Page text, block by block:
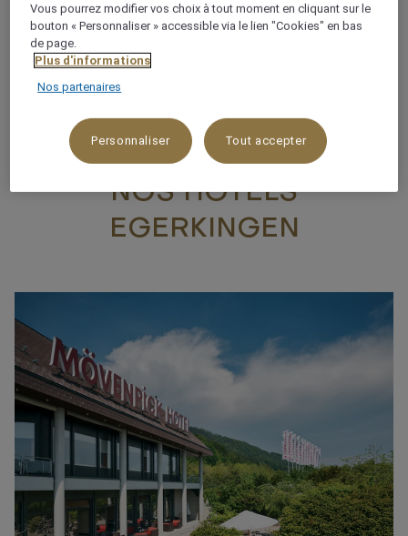
pour des excursions dans les montagnes du Jura. Ses
installations professionnelles ultramodernes, ses
liaisons de transport et ses salles pour réunions et
événements font de cet hôtel un excellent choix
NOS HÔTELS
EGERKINGEN
Vous pourrez modifier vos choix à tout moment en cliquant sur le
bouton « Personnaliser » accessible via le lien "Cookies" en bas
de page.
Plus d'informations
Nos partenaires
Personnaliser Tout accepter